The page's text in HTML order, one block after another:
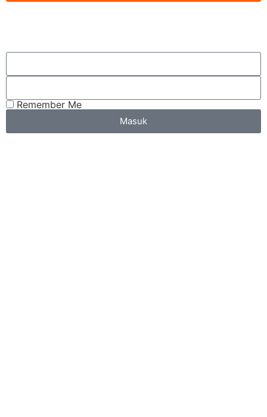
Remember Me
Masuk